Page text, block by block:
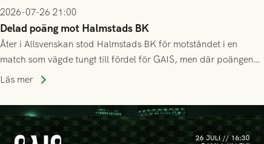
2026-07-26 21:00
Delad poäng mot Halmstads BK
Åter i Allsvenskan stod Halmstads BK för motståndet i en
match som vägde tungt till fördel för GAIS, men där poängen
delades efter dramatik på tilläggstid.
Läs mer